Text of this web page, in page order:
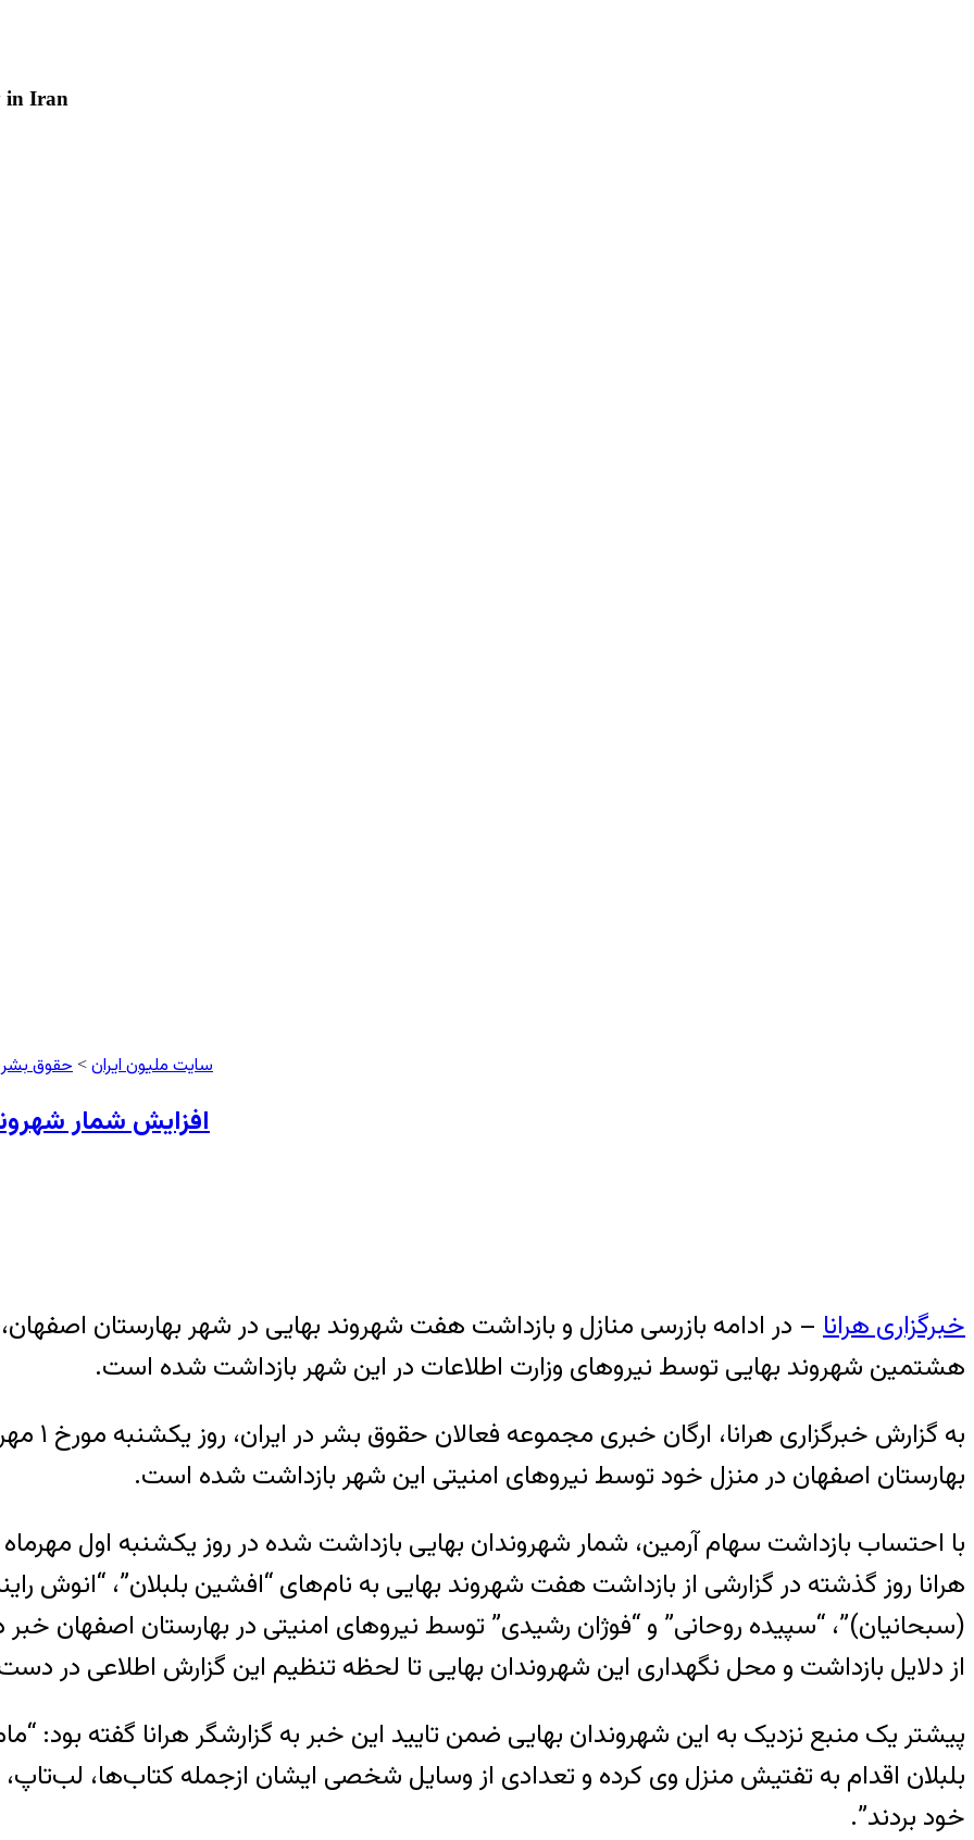
in Iran
سایت ملیون ایران > حقوق بشر
افزایش شمار
خبرگزاری هرانا – در ادامه بازرسی منازل و بازداشت هفت شهروند بهایی در شهر بهارستان
هشتمین شهروند بهایی توسط نیروهای وزارت اطلاعات در این شهر بازداشت شده است.
بهارستان اصفهان در منزل خود توسط نیروهای امنیتی این شهر بازداشت شده است.
با احتساب بازداشت سهام آرمین، شمار شهروندان بهایی بازداشت شده در روز یکشنبه اول مهرماه در شهر
هرانا روز گذشته در گزارشی از بازداشت هفت شهروند بهایی به نام‌های “افشین بلبلان”، “انوش
(سبحانیان)”، “سپیده روحانی” و “فوژان رشیدی” توسط نیروهای امنیتی در بهارستان اصفهان خبر
از دلایل بازداشت و محل نگهداری این شهروندان بهایی تا لحظه تنظیم این گزارش اطلاعی در
پیشتر یک منبع نزدیک به این شهروندان بهایی ضمن تایید این خبر به گزارشگر هرانا گفته بود:
بلبلان اقدام به تفتیش منزل وی کرده و تعدادی از وسایل شخصی ایشان ازجمله کتاب‌ها،
خود بردند”.